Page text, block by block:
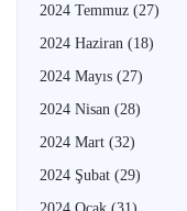
2024 Temmuz (27)
2024 Haziran (18)
2024 Mayıs (27)
2024 Nisan (28)
2024 Mart (32)
2024 Şubat (29)